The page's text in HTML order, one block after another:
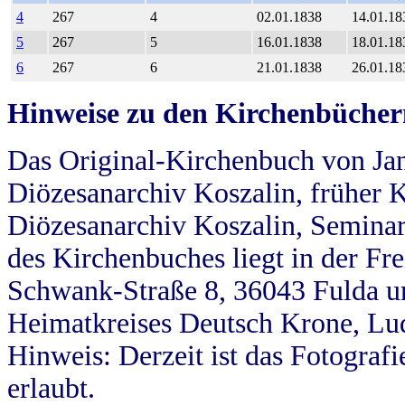
4
267 4 02.01.1838
5
267 5 16.01.1838
6
267 6 21.01.1838
Hinweise zu den
Das Original-Kirchenbuch von
Diözesanarchiv Koszalin, früher
Diözesanarchiv Koszalin,
des Kirchenbuches liegt in der
Schwank-Straße 8, 36043 Fulda
Heimatkreises Deutsch Krone,
Hinweis: Derzeit ist das
erlaubt.